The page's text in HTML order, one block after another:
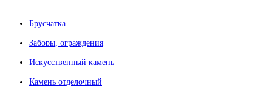
Брусчатка
Заборы, ограждения
Искусственный камень
Камень отделочный